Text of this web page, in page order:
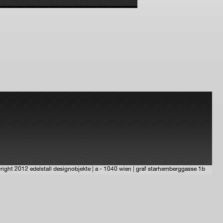
2012 edelstall designobjekte | a - 1040 wien | graf starhemberggasse 1b